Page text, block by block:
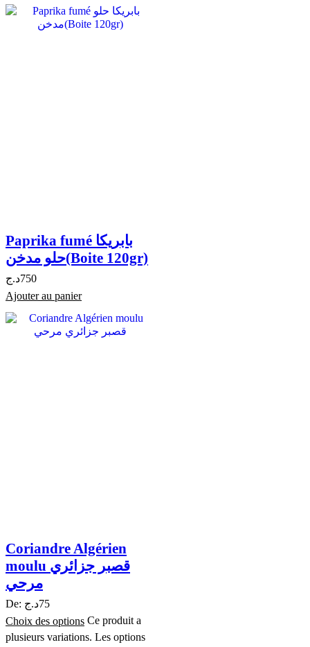
Paprika fumé بابريكا
حلو مدخن(Boite 120gr)
750د.ج
Ajouter au panier
Coriandre Algérien
moulu قصبر جزائري
مرحي
De: 75د.ج
Choix des options Ce produit a
plusieurs variations. Les options